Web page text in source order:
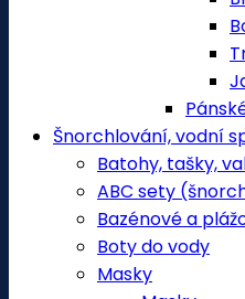
Šnorchlování, vodní
Batohy, tašky,
ABC sety
Bazénové a
Boty do vody
Masky